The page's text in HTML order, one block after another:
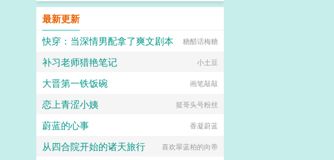
最新更新
快穿：当深情男配拿了爽文剧本
糖醋话梅糖
补习老师猎艳笔记 小土豆
大晋第一铁饭碗 画笔敲敲
恋上青涩小姨 挺哥头号粉丝
蔚蓝的心事 香凝蔚蓝
从四合院开始的诸天旅行 喜欢翠蓝柏的向帝